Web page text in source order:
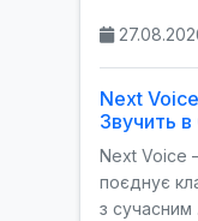
Next
Звучить
Next Voice
поєднує
з сучасним